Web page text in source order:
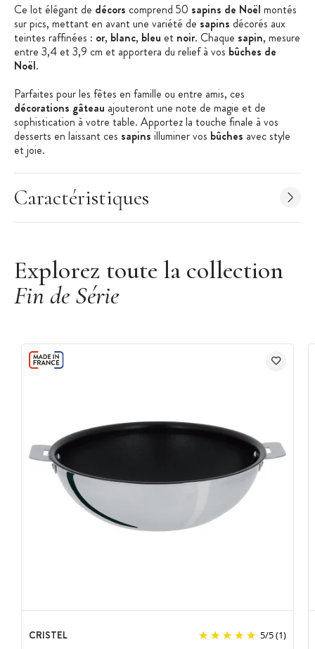
Ce lot élégant de décors comprend 50 sapins de Noël montés
sur pics, mettant en avant une variété de sapins décorés aux
teintes raffinées : or, blanc, bleu et noir. Chaque sapin, mesure
entre 3,4 et 3,9 cm et apportera du relief à vos bûches de
Noël.
Parfaites pour les fêtes en famille ou entre amis, ces
décorations gâteau ajouteront une note de magie et de
sophistication à votre table. Apportez la touche finale à vos
desserts en laissant ces sapins illuminer vos bûches avec style
et joie.
Les + produit :
50 décorations sur pics
Idéal pour Noël
Caractéristiques des décors :
Décoration bûche de Noël
Forme : assortiment de sapins de Noël
Apte au contact alimentaire, non comestible
Quantité : 50
Décoration sur pic
Caractéristiques
Explorez toute la collection
Fin de Série
CRISTEL 5/5(1)